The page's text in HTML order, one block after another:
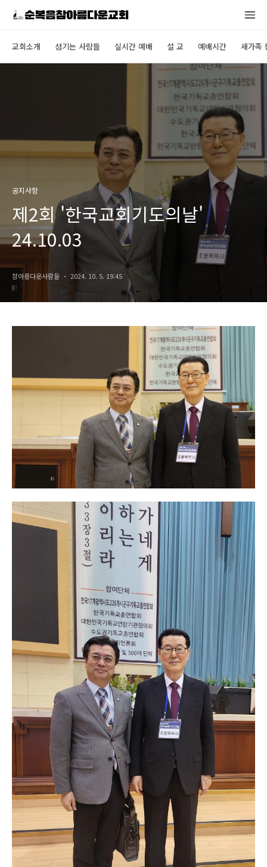
교회소개 섬기는 사람들 실시간 예배 설 교 예배시간 새가족
공지사항
제2회 '한국교회기도의날'
24.10.03
참아름다운사람들 2024. 10. 5. 19:45